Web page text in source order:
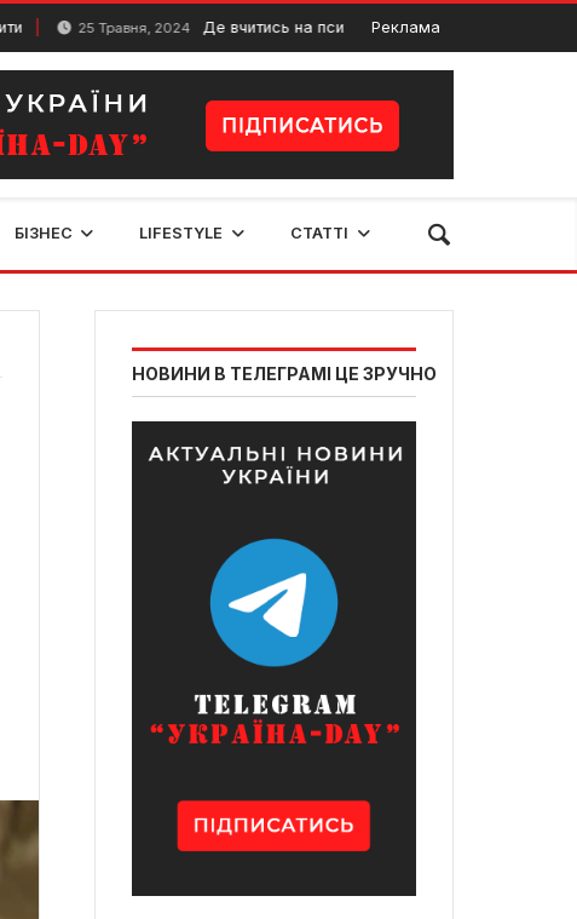
25 Травня, 2024 Де вчитись на психолога у місті Житомир: Топ
Реклама
БІЗНЕС LIFESTYLE СТАТТІ
НОВИНИ В ТЕЛЕГРАМІ ЦЕ ЗРУЧНО